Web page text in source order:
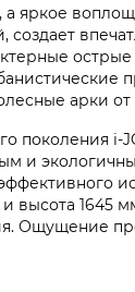
яркое
арки
и
1645
Ощущение